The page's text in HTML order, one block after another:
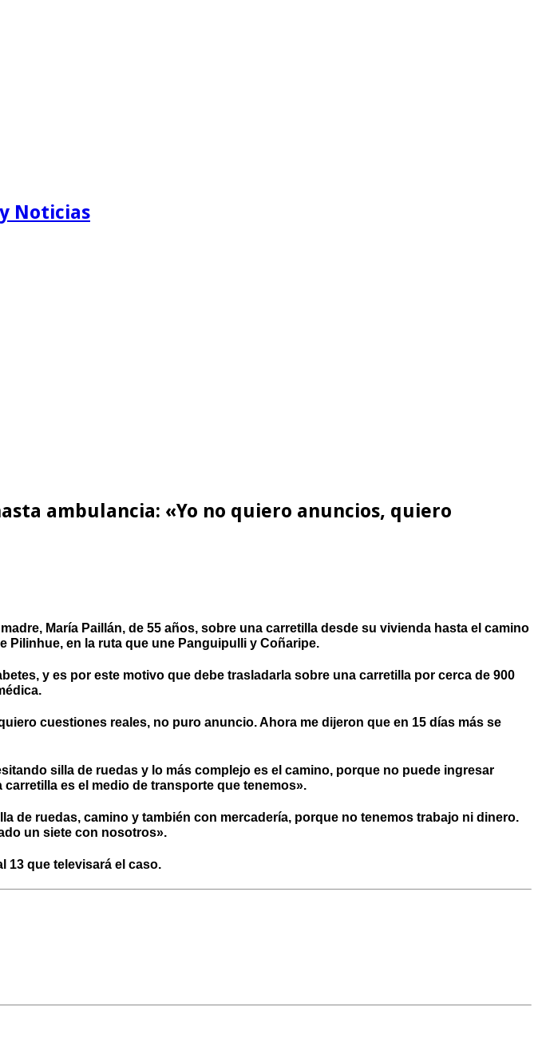
Noticias
ambulancia: «Yo no quiero anuncios, quiero
María Paillán, de 55 años, sobre una carretilla desde su vivienda hasta el camino
Pilinhue, en la ruta que une Panguipulli y Coñaripe.
y es por este motivo que debe trasladarla sobre una carretilla por cerca de 900
cuestiones reales, no puro anuncio. Ahora me dijeron que en 15 días más se
silla de ruedas y lo más complejo es el camino, porque no puede ingresar
es el medio de transporte que tenemos».
de ruedas, camino y también con mercadería, porque no tenemos trabajo ni dinero.
un siete con nosotros».
13 que televisará el caso.